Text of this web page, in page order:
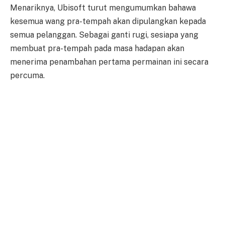
Menariknya, Ubisoft turut mengumumkan bahawa
kesemua wang pra-tempah akan dipulangkan kepada
semua pelanggan. Sebagai ganti rugi, sesiapa yang
membuat pra-tempah pada masa hadapan akan
menerima penambahan pertama permainan ini secara
percuma.